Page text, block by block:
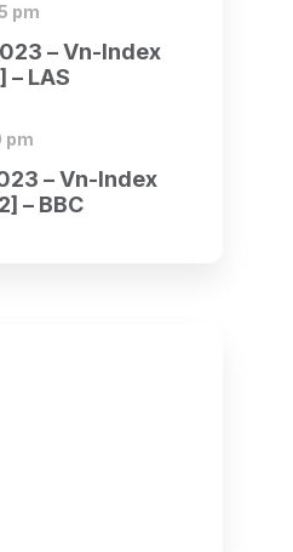
– Vn-Index
– LAS
pm
– Vn-Index
– BBC
pm